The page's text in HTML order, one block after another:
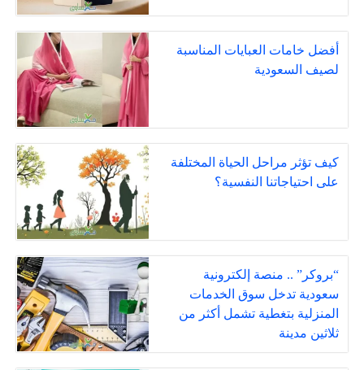
أفضل خامات العبايات المناسبة
لصيف السعودية
كيف تؤثر مراحل الحياة المختلفة
على احتياجاتنا النفسية؟
“بروكر” .. منصة إلكترونية
سعودية تدخل سوق الخدمات
المنزلية بتغطية تشمل أكثر من
ثلاثين مدينة